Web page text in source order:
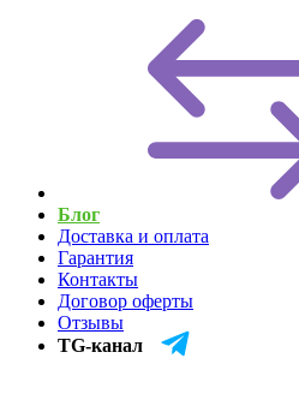
Блог
Доставка и оплата
Гарантия
Контакты
Договор оферты
Отзывы
TG-канал